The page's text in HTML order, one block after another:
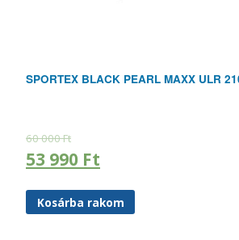
SPORTEX BLACK PEARL MAXX ULR
60 000Ft
53 990 Ft
Kosárba rakom